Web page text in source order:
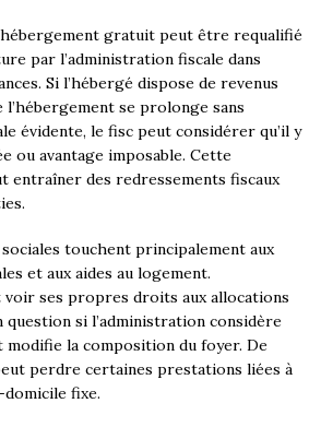
gratuit peut être requalifié
par l’administration fiscale dans
Si l’hébergé dispose de revenus
se prolonge sans
évidente, le fisc peut considérer qu’il y
ou avantage imposable. Cette
entraîner des redressements fiscaux
sociales touchent principalement aux
et aux aides au logement.
voir ses propres droits aux allocations
si l’administration considère
modifie la composition du foyer. De
perdre certaines prestations liées à
fixe.